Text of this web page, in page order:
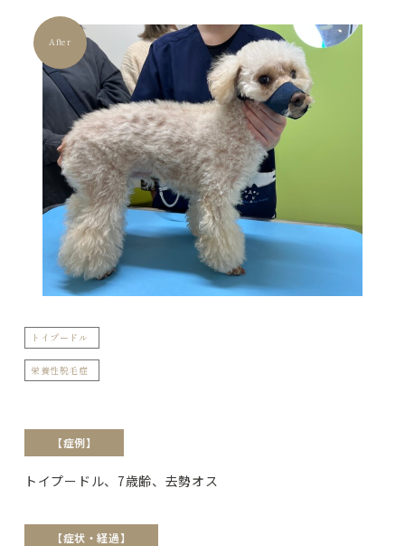
After
トイプードル
栄養性脱毛症
【症例】
トイプードル、7歳齢、去勢オス
【症状・経過】